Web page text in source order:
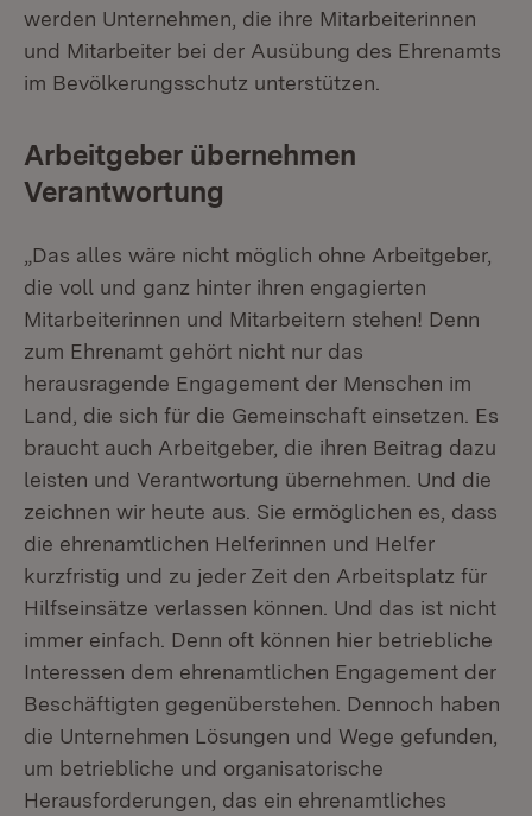
werden Unternehmen, die ihre Mitarbeiterinnen
und Mitarbeiter bei der Ausübung des Ehrenamts
im Bevölkerungsschutz unterstützen.
Arbeitgeber übernehmen
Verantwortung
„Das alles wäre nicht möglich ohne Arbeitgeber,
die voll und ganz hinter ihren engagierten
Mitarbeiterinnen und Mitarbeitern stehen! Denn
zum Ehrenamt gehört nicht nur das
herausragende Engagement der Menschen im
Land, die sich für die Gemeinschaft einsetzen. Es
braucht auch Arbeitgeber, die ihren Beitrag dazu
leisten und Verantwortung übernehmen. Und die
zeichnen wir heute aus. Sie ermöglichen es, dass
die ehrenamtlichen Helferinnen und Helfer
kurzfristig und zu jeder Zeit den Arbeitsplatz für
Hilfseinsätze verlassen können. Und das ist nicht
immer einfach. Denn oft können hier betriebliche
Interessen dem ehrenamtlichen Engagement der
Beschäftigten gegenüberstehen. Dennoch haben
die Unternehmen Lösungen und Wege gefunden,
um betriebliche und organisatorische
Herausforderungen, das ein ehrenamtliches